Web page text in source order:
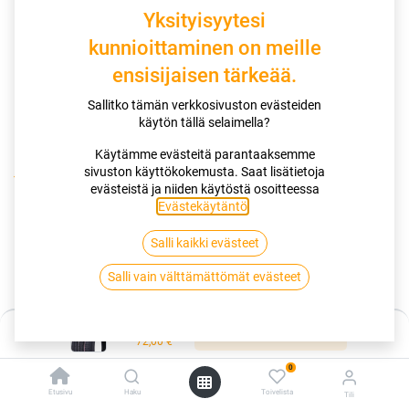
72,00€
Etusivu Haku
0
Toivelista Tili
Kauppa
195/50R16 88V POWERTRAC ECOCOMFORT X66 PT22
195/50R16 88V POWERTRAC
ECOCOMFORT X66 PT22
72,00€/ kpl
Saatavilla
Yksityisyytesi
kunnioittaminen on meille
ensisijaisen tärkeää.
Sallitko tämän verkkosivuston evästeiden
käytön tällä selaimella?
Käytämme evästeitä parantaaksemme
sivuston käyttökokemusta. Saat lisätietoja
evästeistä ja niiden käytöstä osoitteessa
Evästekäytäntö
Salli kaikki evästeet
Salli vain välttämättömät evästeet